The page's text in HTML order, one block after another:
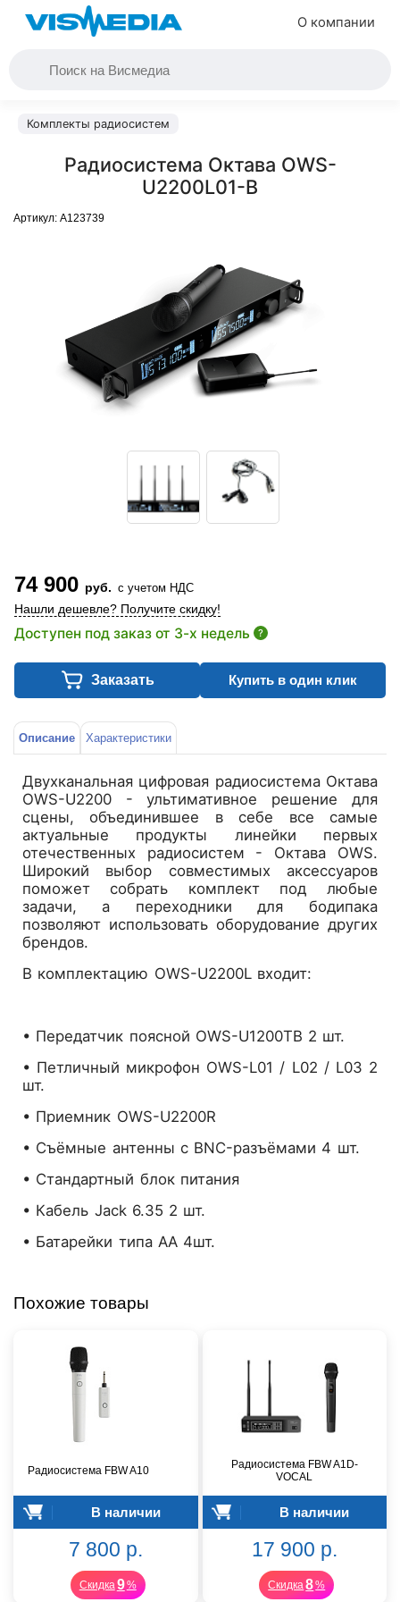
О компании
Комплекты радиосистем
Радиосистема Октава OWS-
U2200L01-B
Артикул: A123739
74 900 руб. с учетом НДС
Нашли дешевле? Получите скидку!
Доступен под заказ от 3-х недель ?
Заказать Купить в один клик
Описание Характеристики
Двухканальная цифровая радиосистема Октава
OWS-U2200 - ультимативное решение для
сцены, объединившее в себе все самые
актуальные продукты линейки первых
отечественных радиосистем - Октава OWS.
Широкий выбор совместимых аксессуаров
поможет собрать комплект под любые
задачи, а переходники для бодипака
позволяют использовать оборудование других
брендов.
В комплектацию OWS-U2200L входит:
• Передатчик поясной OWS-U1200TB 2 шт.
• Петличный микрофон OWS-L01 / L02 / L03 2
шт.
• Приемник OWS-U2200R
• Съёмные антенны с BNC-разъёмами 4 шт.
• Стандартный блок питания
• Кабель Jack 6.35 2 шт.
• Батарейки типа АА 4шт.
Похожие товары
Радиосистема FBW A10
В наличии
7 800 р.
Скидка 9%
Радиосистема FBW A1D-
VOCAL
В наличии
17 900 р.
Скидка 8%